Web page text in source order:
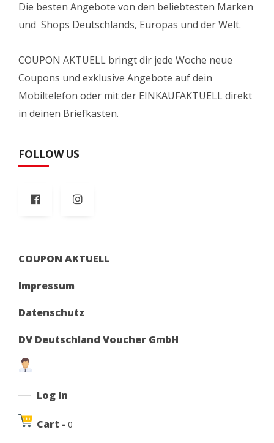
Die besten Angebote von den beliebtesten Marken
und Shops Deutschlands, Europas und der Welt.
COUPON AKTUELL bringt dir jede Woche neue
Coupons und exklusive Angebote auf dein
Mobiltelefon oder mit der EINKAUFAKTUELL direkt
in deinen Briefkasten.
FOLLOW US
COUPON AKTUELL
Impressum
Datenschutz
DV Deutschland Voucher GmbH
Log In
Cart - 0